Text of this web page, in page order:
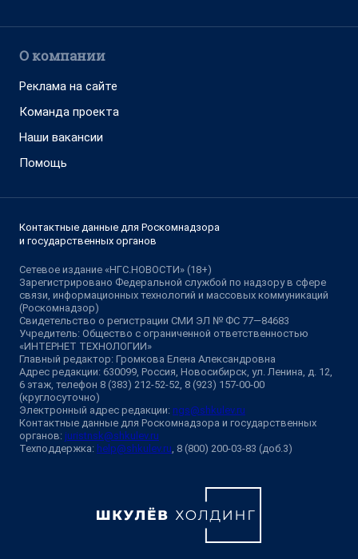
О компании
Реклама на сайте
Команда проекта
Наши вакансии
Помощь
Контактные данные для Роскомнадзора
и государственных органов
Сетевое издание «НГС.НОВОСТИ» (18+)
Зарегистрировано Федеральной службой по надзору в сфере
связи, информационных технологий и массовых коммуникаций
(Роскомнадзор)
Свидетельство о регистрации СМИ ЭЛ № ФС 77—84683
Учредитель: Общество с ограниченной ответственностью
«ИНТЕРНЕТ ТЕХНОЛОГИИ»
Главный редактор: Громкова Елена Александровна
Адрес редакции: 630099, Россия, Новосибирск, ул. Ленина, д. 12,
6 этаж, телефон 8 (383) 212-52-52, 8 (923) 157-00-00
(круглосуточно)
Электронный адрес редакции: ngs@shkulev.ru
Контактные данные для Роскомнадзора и государственных
органов: juristnsk@shkulev.ru
Техподдержка: help@shkulev.ru, 8 (800) 200-03-83 (доб.3)